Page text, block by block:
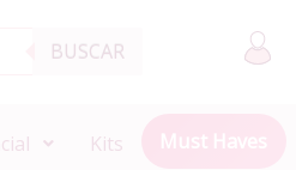
BUSCAR
Kits Must Haves